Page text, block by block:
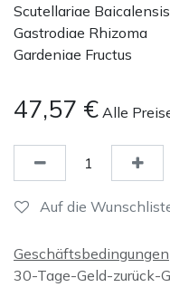
Scutellariae
Gastrodiae Rhizoma
Gardeniae Fructus
47,57 € Alle
Auf die
Geschäftsbedingungen
30-Tage-Geld-zurück-